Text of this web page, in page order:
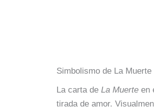
Simbolismo de La
La carta deLa Muerte en
tirada de amor.